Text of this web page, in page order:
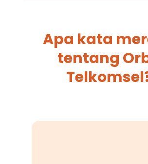
Apa kata
tentang